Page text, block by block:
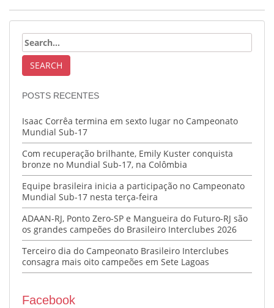
POSTS RECENTES
Isaac Corrêa termina em sexto lugar no Campeonato
Mundial Sub-17
Com recuperação brilhante, Emily Kuster conquista
bronze no Mundial Sub-17, na Colômbia
Equipe brasileira inicia a participação no Campeonato
Mundial Sub-17 nesta terça-feira
ADAAN-RJ, Ponto Zero-SP e Mangueira do Futuro-RJ são
os grandes campeões do Brasileiro Interclubes 2026
Terceiro dia do Campeonato Brasileiro Interclubes
consagra mais oito campeões em Sete Lagoas
Facebook